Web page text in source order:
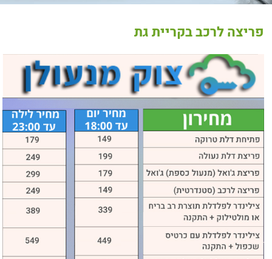
פריצה לרכב בקריית גת